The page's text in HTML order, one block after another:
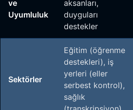
ve
Uyumluluk
aksanları,
duyguları
destekler
Sektörler
Eğitim (öğrenme
destekleri), iş
yerleri (eller
serbest kontrol),
sağlık